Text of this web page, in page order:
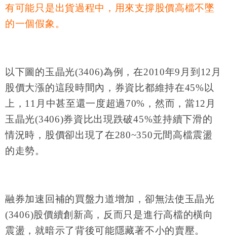
有可能只是出貨過程中，用來支撐股價高檔不墜
的一個假象。
以下圖的玉晶光(3406)為例，在2010年9月到12月
股價大漲的這段時間內，券資比都維持在45%以
上，11月中甚至還一度超過70%，然而，當12月
玉晶光(3406)券資比出現跌破45%並持續下滑的
情況時，股價卻出現了在280~350元間高檔震盪
的走勢。
融券加速回補的買盤力道增加，卻無法使玉晶光
(3406)股價續創新高，反而只是進行高檔的橫向
震盪，就暗示了背後可能隱藏著不小的賣壓。